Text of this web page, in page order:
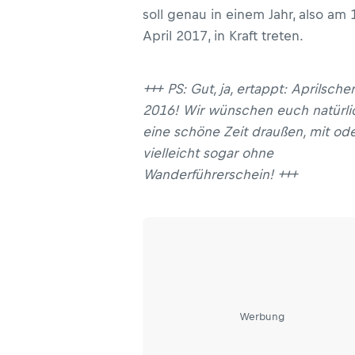
soll genau in einem Jahr, also am
April 2017, in Kraft treten.
+++ PS: Gut, ja, ertappt:
2016! Wir wünschen euch
eine schöne Zeit draußen, mit
vielleicht sogar ohne
Wanderführerschein! +++
Werbung